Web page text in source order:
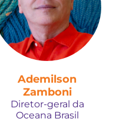
Ademilson
Zamboni
Diretor-geral da
Oceana Brasil